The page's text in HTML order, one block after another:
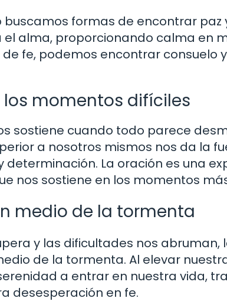
formas de encontrar paz
alma, proporcionando calma en
fe, podemos encontrar consuelo
momentos difíciles
sostiene cuando todo parece
a nosotros mismos nos da la
La oración es una
nos sostiene en los momentos
medio de la tormenta
y las dificultades nos abruman,
de la tormenta. Al elevar
a entrar en nuestra vida,
desesperación en fe.